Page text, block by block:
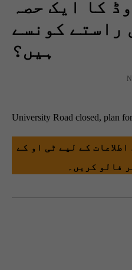
کا ایک حصہ
راستے کونسے
ہیں؟
کے لیے ٹی او کے
فالو کریں۔